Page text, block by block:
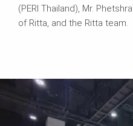
(PERI Thailand), Mr.
of Ritta, and the Ritta team.